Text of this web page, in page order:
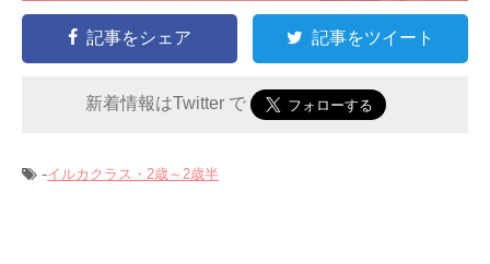
記事をシェア 記事をツイート
新着情報はTwitter で
-イルカクラス・2歳～2歳半